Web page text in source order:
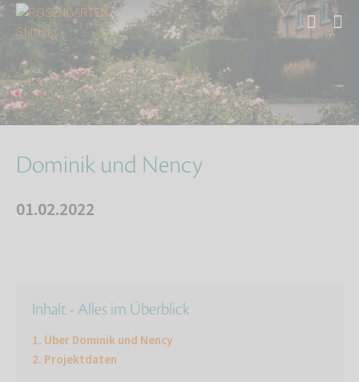
Start Mensch-Tier-Teams Dominik und Nency
Dominik und Nency
01.02.2022
Inhalt - Alles im Überblick
Über Dominik und Nency
Projektdaten